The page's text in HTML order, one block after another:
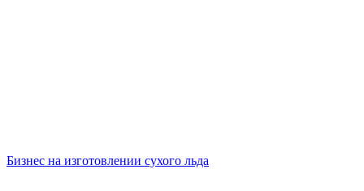
Бизнес на изготовлении сухого льда